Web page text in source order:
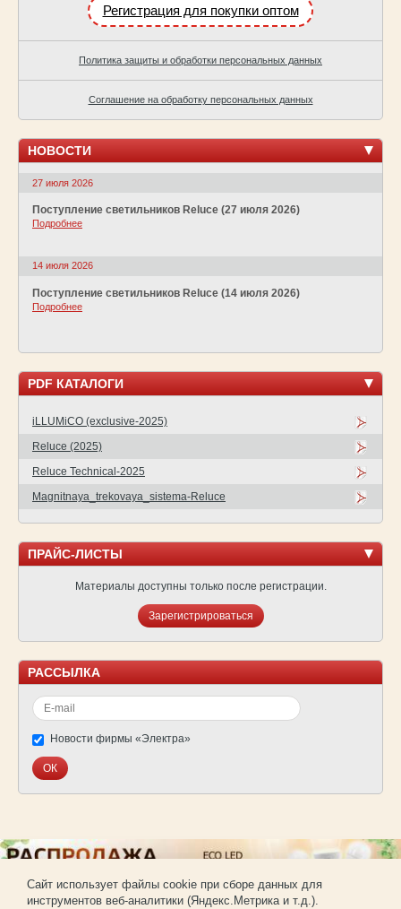
Регистрация для покупки оптом
Политика защиты и обработки персональных данных
Соглашение на обработку персональных данных
НОВОСТИ
27 июля 2026
Поступление светильников Reluce (27 июля 2026)
Подробнее
14 июля 2026
Поступление светильников Reluce (14 июля 2026)
Подробнее
PDF КАТАЛОГИ
iLLUMiCO (exclusive-2025)
Reluce (2025)
Reluce Technical-2025
Magnitnaya_trekovaya_sistema-Reluce
ПРАЙС-ЛИСТЫ
Материалы доступны только после регистрации.
Зарегистрироваться
РАССЫЛКА
Новости фирмы «Электра»
Cайт использует файлы cookie при сборе данных для
инструментов веб-аналитики (Яндекс.Метрика и т.д.).